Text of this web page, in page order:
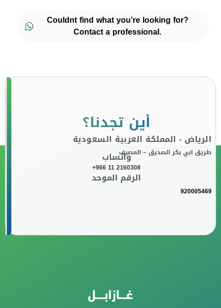
Couldnt find what you’re looking for?
Contact a professional.
أين تجدنا؟
الرياض - المملكة العربية السعودية
طريق ابي بكر الصديق – المصيفواتساب
+966 11 2160308
الرقم الموحد
920005469